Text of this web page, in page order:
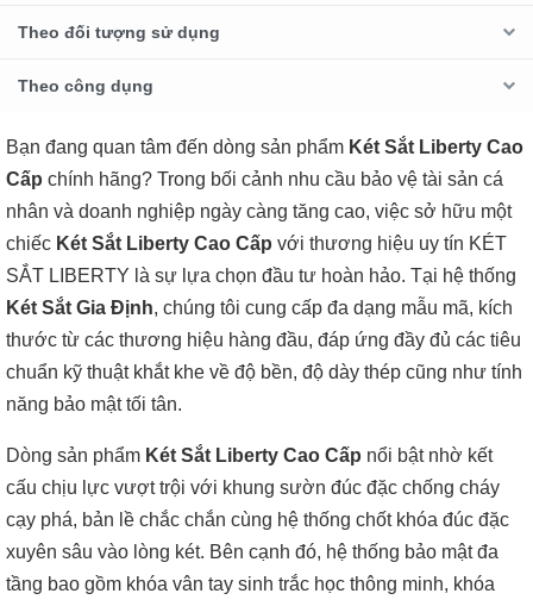
Theo đối tượng sử dụng
Theo công dụng
Bạn đang quan tâm đến dòng sản phẩm Két Sắt Liberty Cao
Cấp chính hãng? Trong bối cảnh nhu cầu bảo vệ tài sản cá
nhân và doanh nghiệp ngày càng tăng cao, việc sở hữu một
chiếc Két Sắt Liberty Cao Cấp với thương hiệu uy tín KÉT
SẮT LIBERTY là sự lựa chọn đầu tư hoàn hảo. Tại hệ thống
Két Sắt Gia Định, chúng tôi cung cấp đa dạng mẫu mã, kích
thước từ các thương hiệu hàng đầu, đáp ứng đầy đủ các tiêu
chuẩn kỹ thuật khắt khe về độ bền, độ dày thép cũng như tính
năng bảo mật tối tân.
Dòng sản phẩm Két Sắt Liberty Cao Cấp nổi bật nhờ kết
cấu chịu lực vượt trội với khung sườn đúc đặc chống cháy
cạy phá, bản lề chắc chắn cùng hệ thống chốt khóa đúc đặc
xuyên sâu vào lòng két. Bên cạnh đó, hệ thống bảo mật đa
tầng bao gồm khóa vân tay sinh trắc học thông minh, khóa